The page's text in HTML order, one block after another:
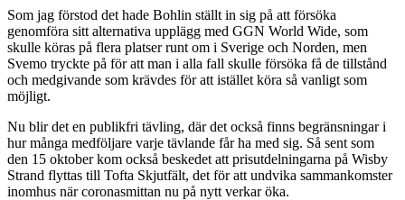
Som jag förstod det hade Bohlin ställt in sig på att försöka
genomföra sitt alternativa upplägg med GGN World Wide, som
skulle köras på flera platser runt om i Sverige och Norden, men
Svemo tryckte på för att man i alla fall skulle försöka få de tillstånd
och medgivande som krävdes för att istället köra så vanligt som
möjligt.
Nu blir det en publikfri tävling, där det också finns begränsningar i
hur många medföljare varje tävlande får ha med sig. Så sent som
den 15 oktober kom också beskedet att prisutdelningarna på Wisby
Strand flyttas till Tofta Skjutfält, det för att undvika sammankomster
inomhus när coronasmittan nu på nytt verkar öka.